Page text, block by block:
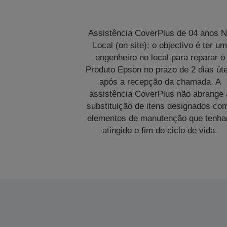
Assistência CoverPlus de 04 anos
Local (on site); o objectivo é ter um
engenheiro no local para reparar o
Produto Epson no prazo de 2 dias
após a recepção da chamada. A
assistência CoverPlus não abrange
substituição de itens designados
elementos de manutenção que
atingido o fim do ciclo de vida.